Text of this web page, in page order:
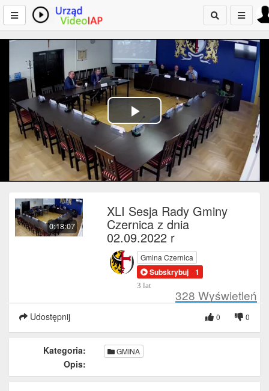
Play
Video
0:18:07
XLI Sesja Rady Gminy
Czernica z dnia
02.09.2022 r
Gmina Czernica
Subskrybuj 1
3 lat
328 Wyświetleń
Udostępnij 0
0
Kategoria: GMINA
Opis: